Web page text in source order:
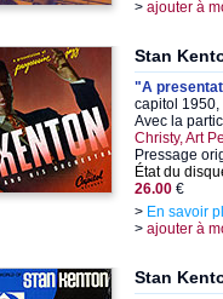
> ajouter à
Stan
"A
capitol 1950,
Avec la
Christy, Art
Pressage
État du
26.00 €
> En savoir
> ajouter à
Stan